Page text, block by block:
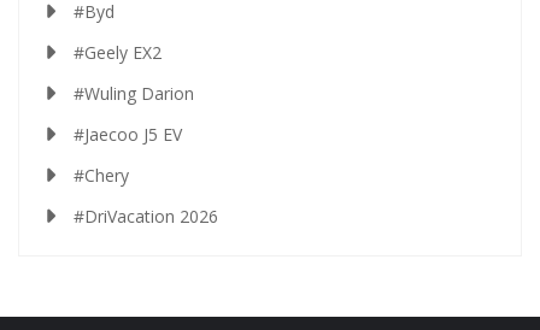
#Byd
#Geely EX2
#Wuling Darion
#Jaecoo J5 EV
#Chery
#DriVacation 2026